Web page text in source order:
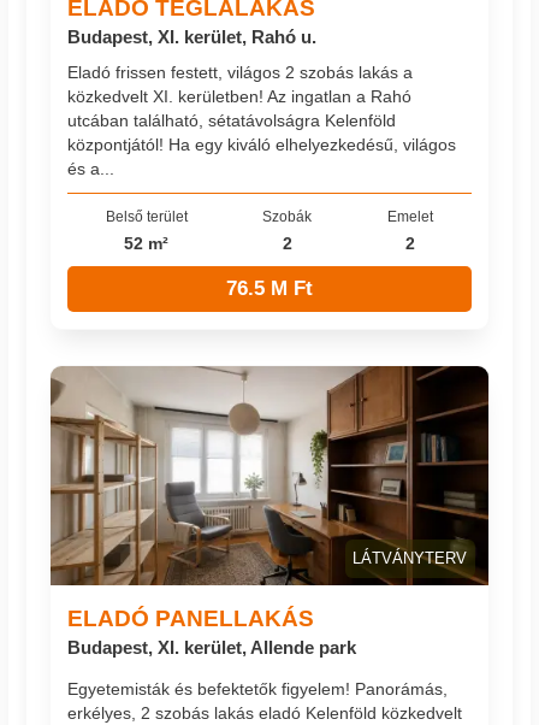
ELADÓ TÉGLALAKÁS
Budapest, XI. kerület, Rahó u.
Eladó frissen festett, világos 2 szobás lakás a
közkedvelt XI. kerületben! Az ingatlan a Rahó
utcában található, sétatávolságra Kelenföld
központjától! Ha egy kiváló elhelyezkedésű, világos
és a...
Belső terület
52 m²
Szobák
2
Emelet
2
76.5 M Ft
LÁTVÁNYTERV
ELADÓ PANELLAKÁS
Budapest, XI. kerület, Allende park
Egyetemisták és befektetők figyelem! Panorámás,
erkélyes, 2 szobás lakás eladó Kelenföld közkedvelt